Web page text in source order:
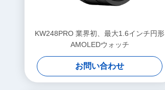
KW248PRO 業界初、最大1.6インチ円形
AMOLEDウォッチ
お問い合わせ